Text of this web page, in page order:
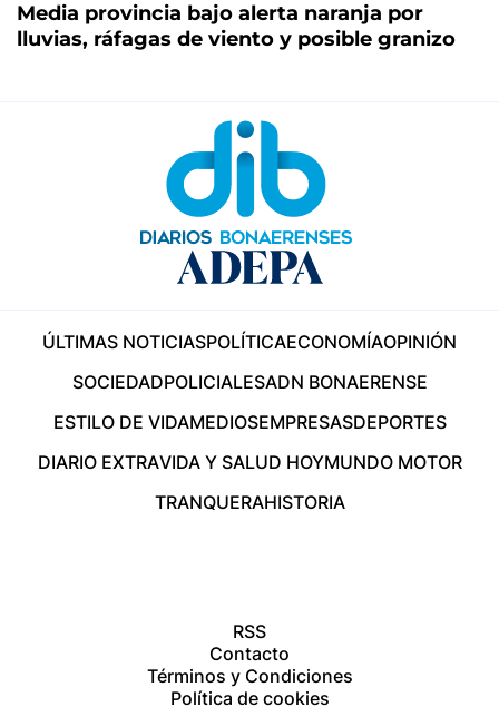
Media provincia bajo alerta naranja por
lluvias, ráfagas de viento y posible granizo
ÚLTIMAS NOTICIASPOLÍTICAECONOMÍAOPINIÓN
SOCIEDADPOLICIALESADN BONAERENSE
ESTILO DE VIDAMEDIOSEMPRESASDEPORTES
DIARIO EXTRAVIDA Y SALUD HOYMUNDO MOTOR
TRANQUERAHISTORIA
RSS
Contacto
Términos y Condiciones
Política de cookies